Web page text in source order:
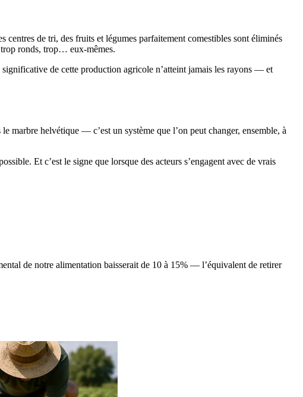
centres de tri, des fruits et légumes parfaitement comestibles sont éliminés
trop ronds, trop… eux-mêmes.
de cette production agricole n’atteint jamais les rayons — et
marbre helvétique — c’est un système que l’on peut changer, ensemble, à
Et c’est le signe que lorsque des acteurs s’engagent avec de vrais
de notre alimentation baisserait de 10 à 15% — l’équivalent de retirer